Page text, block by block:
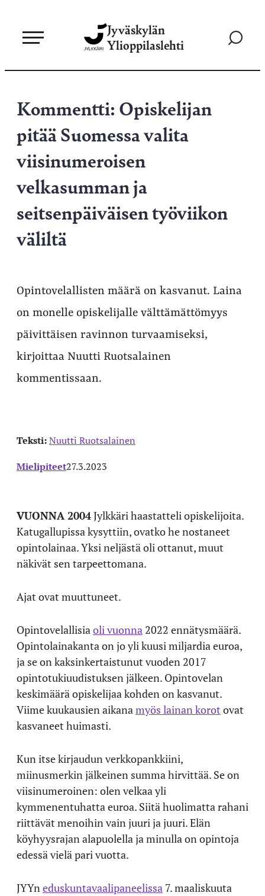
sisältöön
Jyväskylän
Ylioppilaslehti
Siirry
Kommentti: Opiskelijan
pitää Suomessa valita
viisinumeroisen
velkasumman ja
seitsenpäiväisen työviikon
väliltä
Opintovelallisten määrä on kasvanut. Laina
on monelle opiskelijalle välttämättömyys
päivittäisen ravinnon turvaamiseksi,
kirjoittaa Nuutti Ruotsalainen
kommentissaan.
Teksti:Nuutti Ruotsalainen
Mielipiteet27.3.2023
VUONNA 2004Jylkkäri haastatteli opiskelijoita.
Katugallupissa kysyttiin, ovatko he nostaneet
opintolainaa. Yksi neljästä oli ottanut, muut
näkivät sen tarpeettomana.
Ajat ovat muuttuneet.
Opintovelallisiaoli vuonna 2022 ennätysmäärä.
Opintolainakanta on jo yli kuusi miljardia euroa,
ja se on kaksinkertaistunut vuoden 2017
opintotukiuudistuksen jälkeen. Opintovelan
keskimäärä opiskelijaa kohden on kasvanut.
Viime kuukausien aikanamyös lainan korot ovat
kasvaneet huimasti.
Kun itse kirjaudun verkkopankkiini,
miinusmerkin jälkeinen summa hirvittää. Se on
viisinumeroinen: olen velkaa yli
kymmenentuhatta euroa. Siitä huolimatta rahani
riittävät menoihin vain juuri ja juuri. Elän
köyhyysrajan alapuolella ja minulla on opintoja
edessä vielä pari vuotta.
JYYneduskuntavaalipaneelissa 7. maaliskuuta